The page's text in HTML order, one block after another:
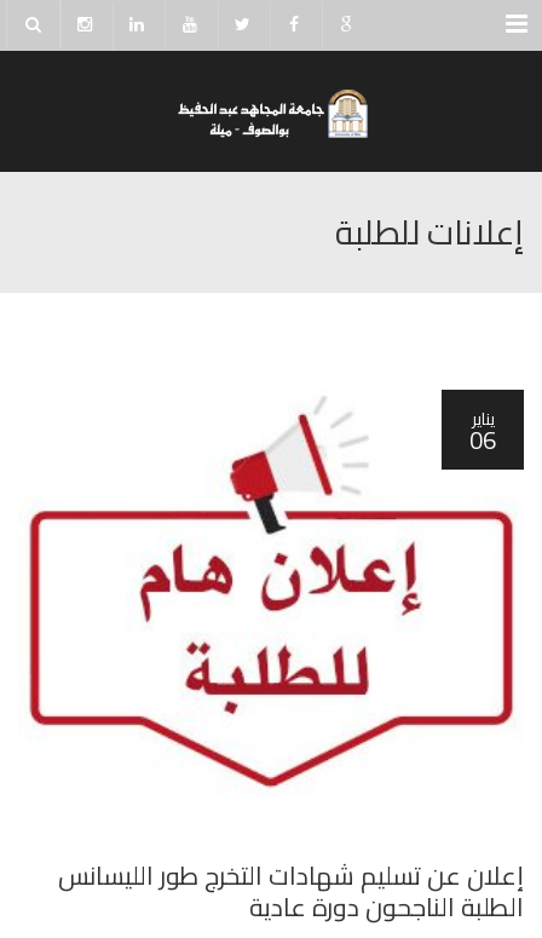
Menu
إعلانات للطلبة
يناير
06
إعلان عن تسليم شهادات التخرج طور الليسانس
الطلبة الناجحون دورة عادية